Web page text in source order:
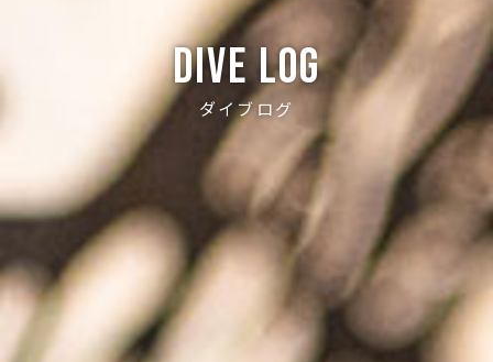
Dive log
ダイブログ